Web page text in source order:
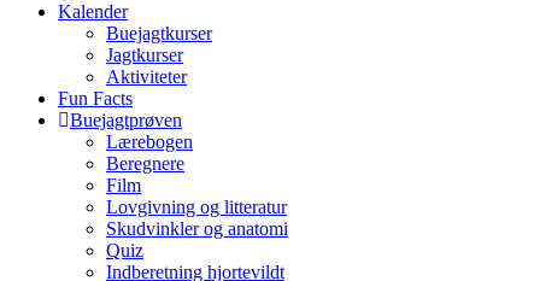
Kalender
Buejagtkurser
Jagtkurser
Aktiviteter
Fun Facts
Buejagtprøven
Lærebogen
Beregnere
Film
Lovgivning og litteratur
Skudvinkler og anatomi
Quiz
Indberetning hjortevildt